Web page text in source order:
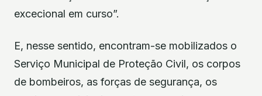
excecional em curso”.
E, nesse sentido, encontram-se mobilizados o
Serviço Municipal de Proteção Civil, os corpos
de bombeiros, as forças de segurança, os